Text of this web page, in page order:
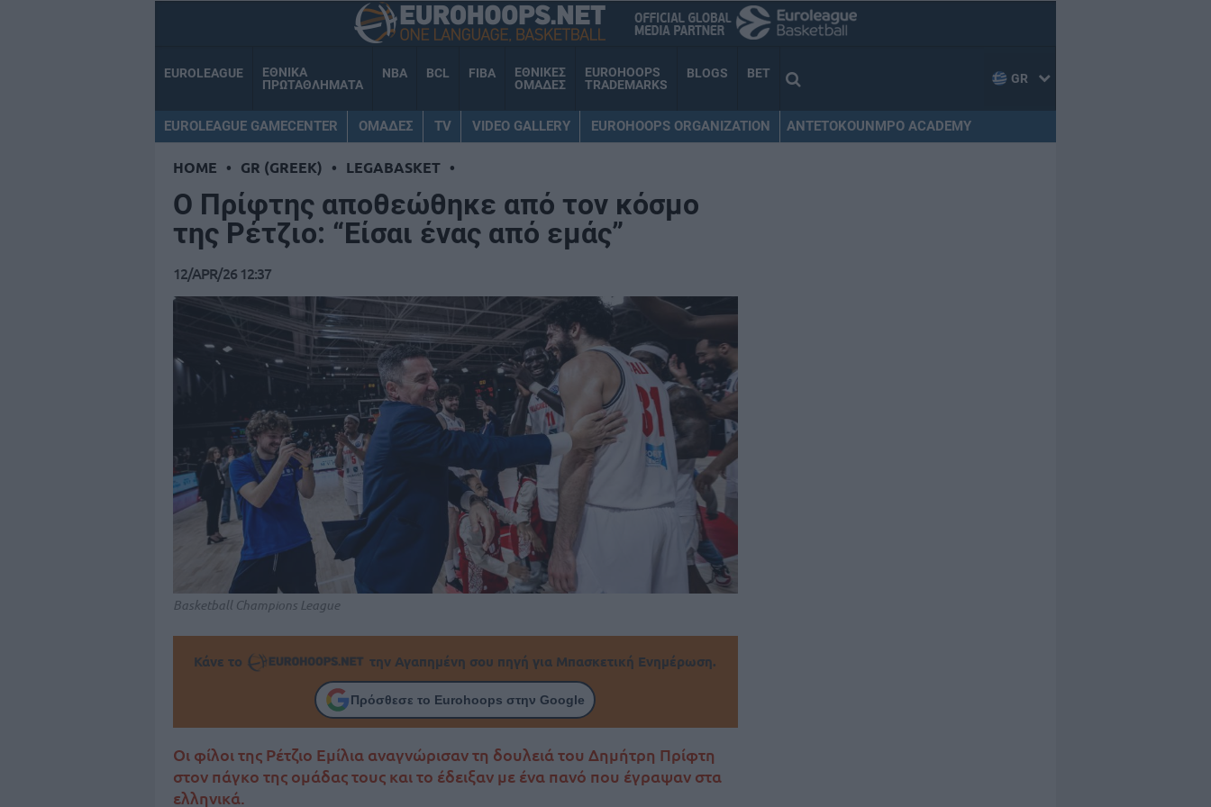
EUROLEAGUE
ΕΘΝΙΚΑ
ΠΡΩΤΑΘΛΗΜΑΤΑ
NBA BCL FIBA
ΕΘΝΙΚΕΣ
ΟΜΑΔΕΣ
EUROHOOPS
TRADEMARKS
BLOGS BET GR
EUROLEAGUE GAMECENTER ΟΜΑΔΕΣ TV VIDEO GALLERY EUROHOOPS ORGANIZATION ANTETOKOUNMPO ACADEMY
HOME • GR (GREEK) • LEGABASKET •
Ο Πρίφτης αποθεώθηκε από τον κόσμο
της Ρέτζιο: “Είσαι ένας από εμάς”
12/APR/26 12:37
Basketball Champions League
Κάνε το την Αγαπημένη σου πηγή για Μπασκετική Ενημέρωση.
Πρόσθεσε το Eurohoops στην Google
Οι φίλοι της Ρέτζιο Εμίλια αναγνώρισαν τη δουλειά του Δημήτρη Πρίφτη
στον πάγκο της ομάδας τους και το έδειξαν με ένα πανό που έγραψαν στα
ελληνικά.